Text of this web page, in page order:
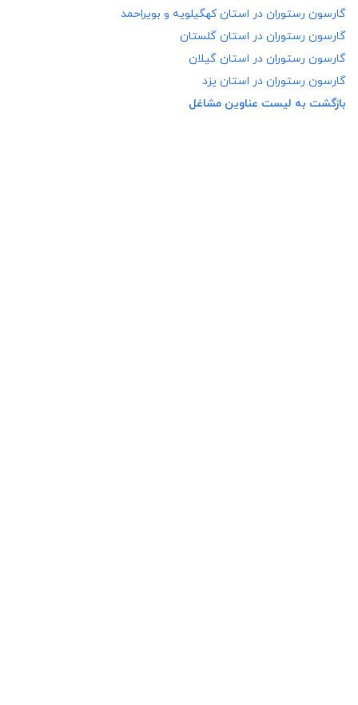
گارسون رستوران در استان کهگیلویه و بویراحمد
گارسون رستوران در استان گلستان
گارسون رستوران در استان گیلان
گارسون رستوران در استان یزد
بازگشت به لیست عناوین مشاغل